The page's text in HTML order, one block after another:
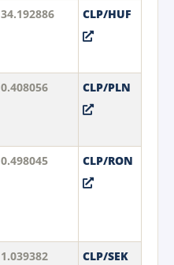
34.192886 CLP/HUF
0.408056 CLP/PLN
0.498045 CLP/RON
1.039382 CLP/SEK